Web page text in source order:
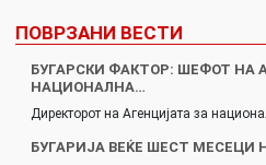
ПОВРЗАНИ ВЕСТИ
БУГАРСКИ ФАКТОР: ШЕФОТ НА
НАЦИОНАЛНА…
Директорот на Агенцијата за
БУГАРИЈА ВЕЌЕ ШЕСТ МЕСЕЦИ